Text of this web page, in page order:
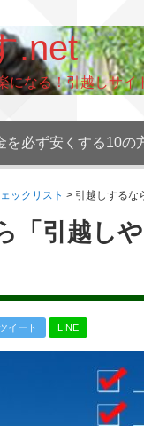
.net
になる！引越しサイ
を必ず安くする10の
ックリスト > 引越しするな
「引越し
ツイート LINE